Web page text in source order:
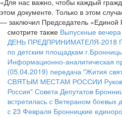
«Для нас важно, чтобы каждый
этом документе. Только в этом
— заключил Председатель «Единой
смотрите также Выпускные
ДЕНЬ ПРЕДПРИНИМАТЕЛЯ-2018
по детским площадкам
Информационно-аналитическая
(05.04.2019) передача "Жития
СВЯТЫМ МЕСТАМ РОССИИ
Россия" Совета Депутатов
встретилась с Ветераном боевых
с 23 Февраля Бронницкие